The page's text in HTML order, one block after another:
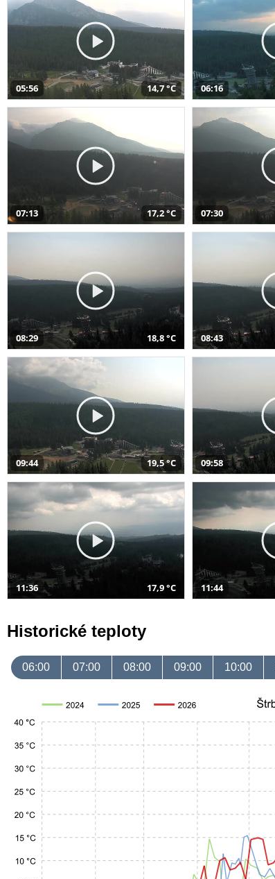
05:56 14,7 °C 06:16
07:13 17,2 °C 07:30
08:29 18,8 °C 08:43
09:44 19,5 °C 09:58
11:36 17,9 °C 11:44
Historické teploty
06:00 07:00 08:00 09:00 10:00